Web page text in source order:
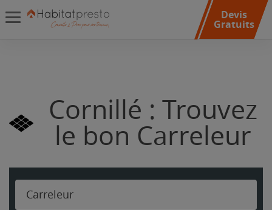
Devis
Gratuits
Cornillé : Trouvez
le bon Carreleur
Carreleur